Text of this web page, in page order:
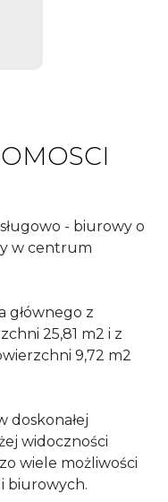
- biurowy o
w centrum
głównego z
25,81 m2 i z
9,72 m2
doskonałej
widoczności
wiele możliwości
biurowych.